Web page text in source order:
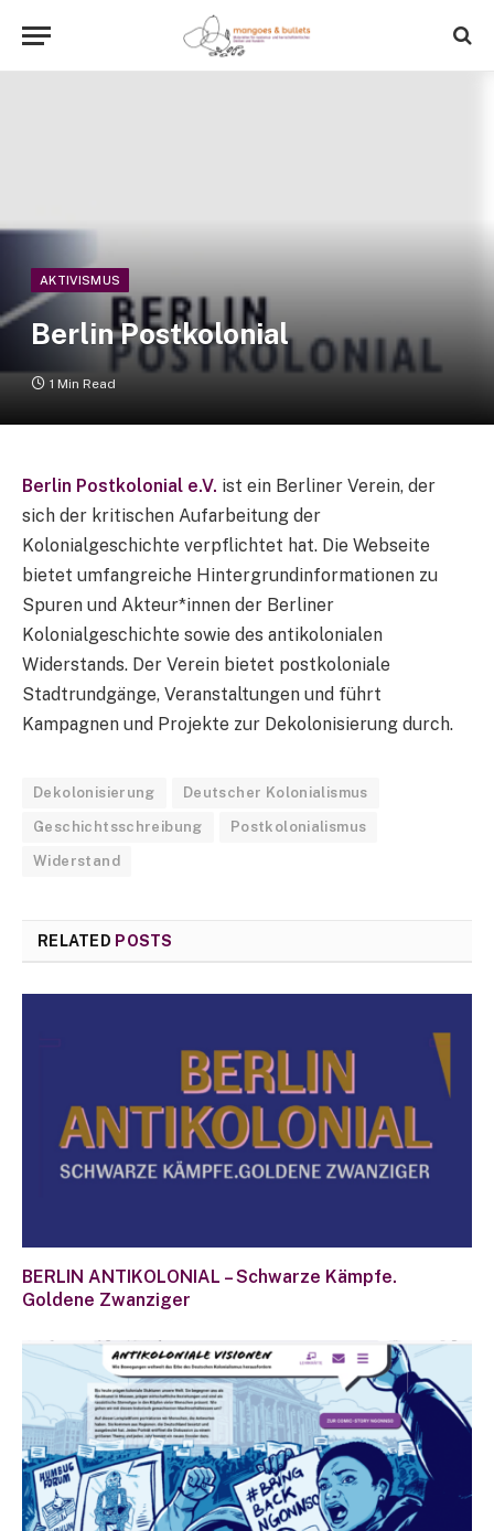
AKTIVISMUS
Berlin Postkolonial
1 Min Read
Berlin Postkolonial e.V. ist ein Berliner Verein, der
sich der kritischen Aufarbeitung der
Kolonialgeschichte verpflichtet hat. Die Webseite
bietet umfangreiche Hintergrundinformationen zu
Spuren und Akteur*innen der Berliner
Kolonialgeschichte sowie des antikolonialen
Widerstands. Der Verein bietet postkoloniale
Stadtrundgänge, Veranstaltungen und führt
Kampagnen und Projekte zur Dekolonisierung durch.
Dekolonisierung Deutscher Kolonialismus
Geschichtsschreibung Postkolonialismus
Widerstand
RELATED POSTS
BERLIN ANTIKOLONIAL – Schwarze Kämpfe.
Goldene Zwanziger